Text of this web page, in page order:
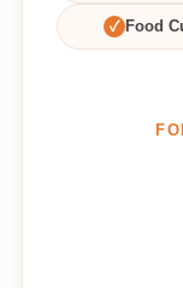
✓ Food